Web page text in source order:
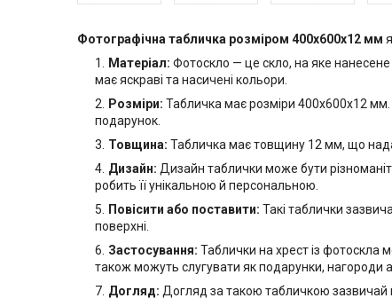
Фотографічна табличка розміром 400х600x12 мм
Матеріал: Фотоскло — це скло, на яке
має яскраві та насичені кольори.
Розміри: Табличка має розміри 400х600х12 мм.
подарунок.
Товщина: Табличка має товщину 12 мм, що надає
Дизайн: Дизайн таблички може бути
робить її унікальною й персональною.
Повісити або поставити: Такі таблички
поверхні.
Застосування: Таблички на хрест із фотоскла
також можуть слугувати як подарунки, нагороди
Догляд: Догляд за такою табличкою зазвичай